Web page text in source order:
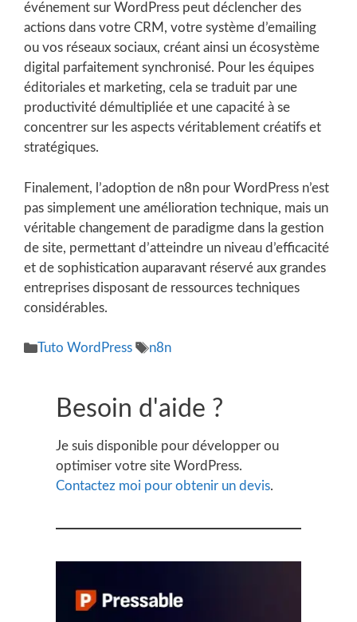
événement sur WordPress peut déclencher des
actions dans votre CRM, votre système d’emailing
ou vos réseaux sociaux, créant ainsi un écosystème
digital parfaitement synchronisé. Pour les équipes
éditoriales et marketing, cela se traduit par une
productivité démultipliée et une capacité à se
concentrer sur les aspects véritablement créatifs et
stratégiques.
Finalement, l’adoption de n8n pour WordPress n’est
pas simplement une amélioration technique, mais un
véritable changement de paradigme dans la gestion
de site, permettant d’atteindre un niveau d’efficacité
et de sophistication auparavant réservé aux grandes
entreprises disposant de ressources techniques
considérables.
Catégories
Tuto WordPress Étiquettes
n8n
Besoin d'aide ?
Je suis disponible pour développer ou
optimiser votre site WordPress.
Contactez moi pour obtenir un devis.